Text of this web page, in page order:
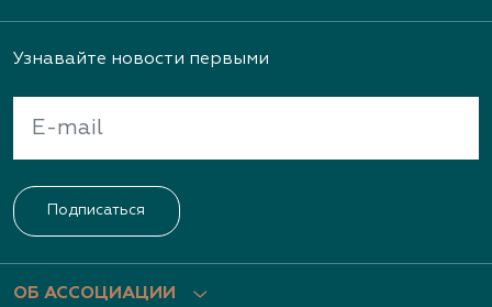
ОБ АССОЦИАЦИИ
Узнавайте новости первыми
Подписаться